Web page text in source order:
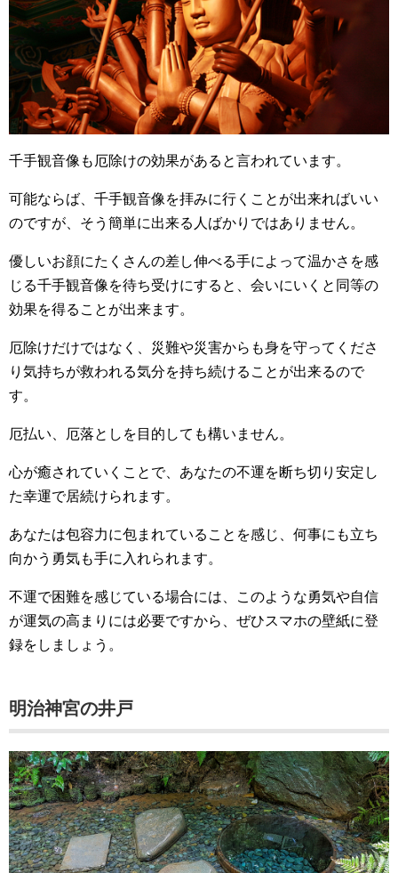
千手観音像も厄除けの効果があると言われています。
可能ならば、千手観音像を拝みに行くことが出来ればいい
のですが、そう簡単に出来る人ばかりではありません。
優しいお顔にたくさんの差し伸べる手によって温かさを感
じる千手観音像を待ち受けにすると、会いにいくと同等の
効果を得ることが出来ます。
厄除けだけではなく、災難や災害からも身を守ってくださ
り気持ちが救われる気分を持ち続けることが出来るので
す。
厄払い、厄落としを目的しても構いません。
心が癒されていくことで、あなたの不運を断ち切り安定し
た幸運で居続けられます。
あなたは包容力に包まれていることを感じ、何事にも立ち
向かう勇気も手に入れられます。
不運で困難を感じている場合には、このような勇気や自信
が運気の高まりには必要ですから、ぜひスマホの壁紙に登
録をしましょう。
明治神宮の井戸